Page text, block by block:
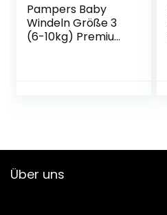
Pampers Baby
Windeln Größe 3
(6-10kg) Premium
Über uns